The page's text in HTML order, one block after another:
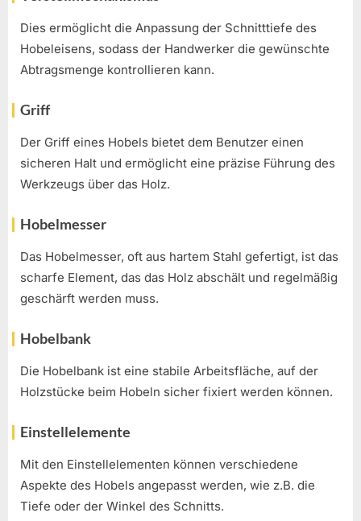
Dies ermöglicht die Anpassung der Schnitttiefe des
Hobeleisens, sodass der Handwerker die gewünschte
Abtragsmenge kontrollieren kann.
Griff
Der Griff eines Hobels bietet dem Benutzer einen
sicheren Halt und ermöglicht eine präzise Führung des
Werkzeugs über das Holz.
Hobelmesser
Das Hobelmesser, oft aus hartem Stahl gefertigt, ist das
scharfe Element, das das Holz abschält und regelmäßig
geschärft werden muss.
Hobelbank
Die Hobelbank ist eine stabile Arbeitsfläche, auf der
Holzstücke beim Hobeln sicher fixiert werden können.
Einstellelemente
Mit den Einstellelementen können verschiedene
Aspekte des Hobels angepasst werden, wie z.B. die
Tiefe oder der Winkel des Schnitts.